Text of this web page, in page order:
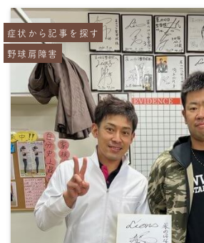
症状から記事を探す
野球肩障害